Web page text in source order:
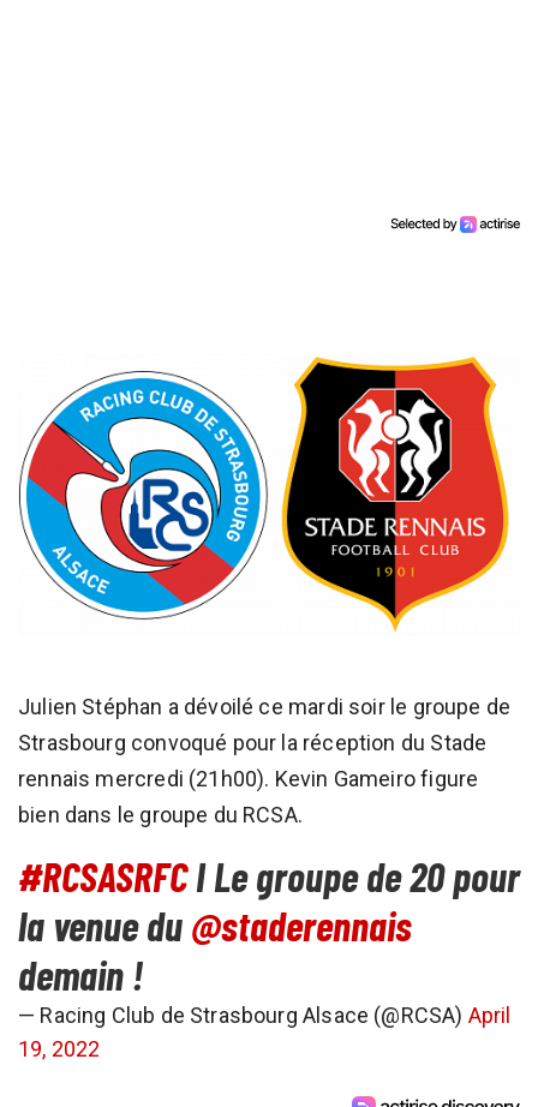
Julien Stéphan a dévoilé ce mardi soir le groupe de
Strasbourg convoqué pour la réception du Stade
rennais mercredi (21h00). Kevin Gameiro figure
bien dans le groupe du RCSA.
#RCSASRFCI Le groupe de 20 pour
la venue du@staderennais
demain !
— Racing Club de Strasbourg Alsace (@RCSA) April
19, 2022